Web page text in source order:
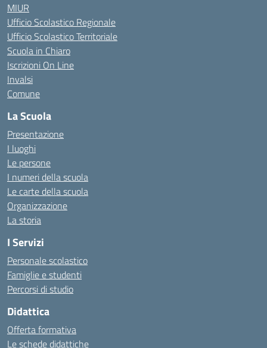
MIUR
Ufficio Scolastico Regionale
Ufficio Scolastico Territoriale
Scuola in Chiaro
Iscrizioni On Line
Invalsi
Comune
La Scuola
Presentazione
I luoghi
Le persone
I numeri della scuola
Le carte della scuola
Organizzazione
La storia
I Servizi
Personale scolastico
Famiglie e studenti
Percorsi di studio
Didattica
Offerta formativa
Le schede didattiche